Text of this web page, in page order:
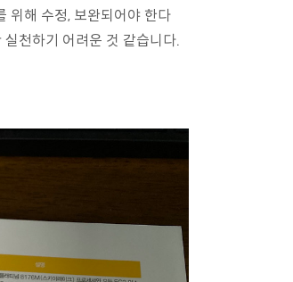
위해 수정, 보완되어야 한다
천하기 어려운 것 같습니다.